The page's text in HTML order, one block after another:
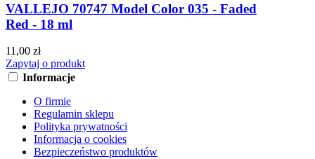
VALLEJO 70747 Model Color 035 - Faded
Red - 18 ml
11,00 zł
Zapytaj o produkt
Informacje
O firmie
Regulamin sklepu
Polityka prywatności
Informacja o cookies
Bezpieczeństwo produktów